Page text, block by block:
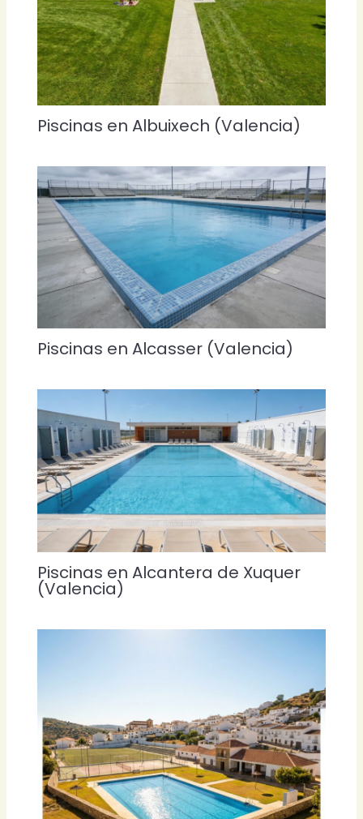
Piscinas en Albuixech (Valencia)
Piscinas en Alcasser (Valencia)
Piscinas en Alcantera de Xuquer
(Valencia)